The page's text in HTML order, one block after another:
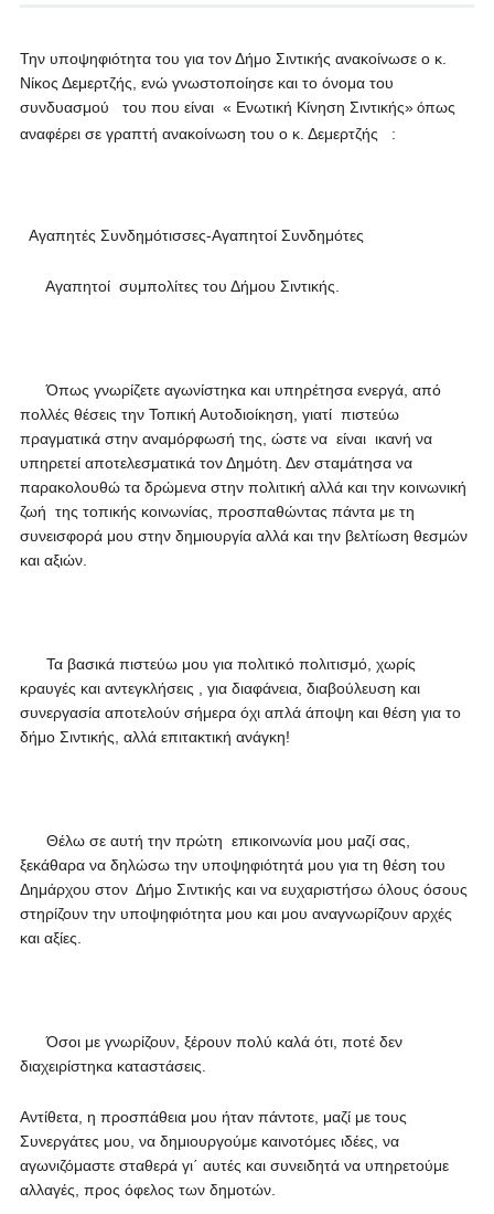
Την υποψηφιότητα του για τον Δήμο Σιντικής ανακοίνωσε ο κ.
Νίκος Δεμερτζής, ενώ γνωστοποίησε και το όνομα του
συνδυασμού του που είναι « Ενωτική Κίνηση Σιντικής»όπως
αναφέρει σε γραπτή ανακοίνωση του ο κ. Δεμερτζής :
Αγαπητές Συνδημότισσες-Αγαπητοί Συνδημότες
Αγαπητοί συμπολίτες του Δήμου Σιντικής.
Όπως γνωρίζετε αγωνίστηκα και υπηρέτησα ενεργά, από
πολλές θέσεις την Τοπική Αυτοδιοίκηση, γιατί πιστεύω
πραγματικά στην αναμόρφωσή της, ώστε να είναι ικανή να
υπηρετεί αποτελεσματικά τον Δημότη. Δεν σταμάτησα να
παρακολουθώ τα δρώμενα στην πολιτική αλλά και την κοινωνική
ζωή της τοπικής κοινωνίας, προσπαθώντας πάντα με τη
συνεισφορά μου στην δημιουργία αλλά και την βελτίωση θεσμών
και αξιών.
Τα βασικά πιστεύω μου για πολιτικό πολιτισμό, χωρίς
κραυγές και αντεγκλήσεις , για διαφάνεια, διαβούλευση και
συνεργασία αποτελούν σήμερα όχι απλά άποψη και θέση για το
δήμο Σιντικής, αλλά επιτακτική ανάγκη!
Θέλω σε αυτή την πρώτη επικοινωνία μου μαζί σας,
ξεκάθαρα να δηλώσω την υποψηφιότητά μου για τη θέση του
Δημάρχου στον Δήμο Σιντικής και να ευχαριστήσω όλους όσους
στηρίζουν την υποψηφιότητα μου και μου αναγνωρίζουν αρχές
και αξίες.
Όσοι με γνωρίζουν, ξέρουν πολύ καλά ότι, ποτέ δεν
διαχειρίστηκα καταστάσεις.
Αντίθετα, η προσπάθεια μου ήταν πάντοτε, μαζί με τους
Συνεργάτες μου, να δημιουργούμε καινοτόμες ιδέες, να
αγωνιζόμαστε σταθερά γι΄ αυτές και συνειδητά να υπηρετούμε
αλλαγές, προς όφελος των δημοτών.